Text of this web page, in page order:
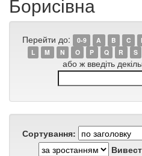
Перейти до: 0-9 A B C
L
M N O P Q R S
або ж введіть
Сортування: